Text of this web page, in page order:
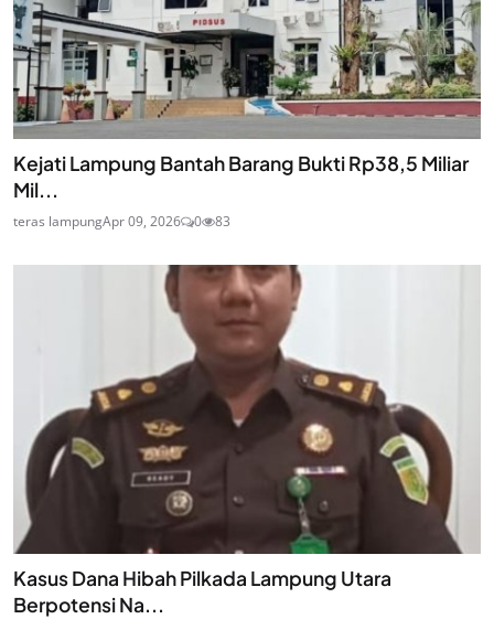
Kejati Lampung Bantah Barang Bukti Rp38,5 Miliar
Mil...
teras lampungApr 09, 2026 0 83
Kasus Dana Hibah Pilkada Lampung Utara
Berpotensi Na...